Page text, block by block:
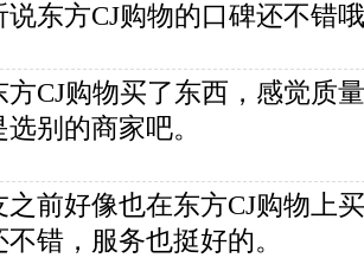
东方CJ购物的口碑还不错
CJ购物买了东西，感觉质
别的商家吧。
前好像也在东方CJ购物上
错，服务也挺好的。